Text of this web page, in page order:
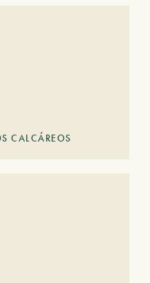
CALCÁREOS